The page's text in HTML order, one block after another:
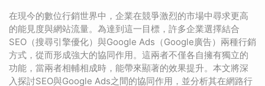
在現今的數位行銷世界中，企業在競爭激烈的市場中尋求更高
的能見度與網站流量。為達到這一目標，許多企業選擇結合
SEO（搜尋引擎優化）與Google Ads（Google廣告）兩種行銷
方式，從而形成強大的協同作用。這兩者不僅各自擁有獨立的
功能，當兩者相輔相成時，能帶來顯著的效果提升。本文將深
入探討SEO與Google Ads之間的協同作用，並分析其在網路行